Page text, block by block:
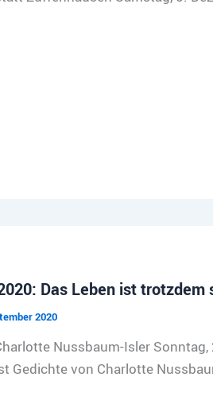
Das Leben ist trotzdem
2020
Nussbaum-Isler
Gedichte von Charlotte